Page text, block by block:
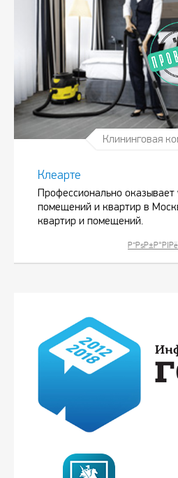
Клининговая
Клеарте
Профессионально оказывает
помещений и квартир в
квартир и помещений.